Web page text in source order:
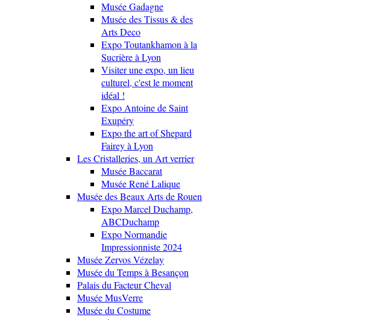
Musée Gadagne
Musée des Tissus & des
Arts Deco
Expo Toutankhamon à la
Sucrière à Lyon
Visiter une expo, un lieu
culturel, c'est le moment
idéal !
Expo Antoine de Saint
Exupéry
Expo the art of Shepard
Fairey à Lyon
Les Cristalleries, un Art verrier
Musée Baccarat
Musée René Lalique
Musée des Beaux Arts de Rouen
Expo Marcel Duchamp,
ABCDuchamp
Expo Normandie
Impressionniste 2024
Musée Zervos Vézelay
Musée du Temps à Besançon
Palais du Facteur Cheval
Musée MusVerre
Musée du Costume